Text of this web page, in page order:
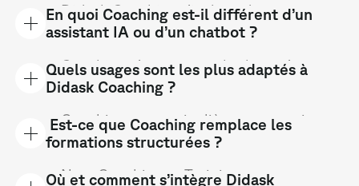
Training structure les compétences ;
Coaching accompagne les collaborateurs
dans leurs outils métiers, au moment
précis où ils en ont besoin.
Didask Coaching s’intègre dans vos
outils (CRM, support, intranet…).
Les collaborateurs peuvent poser une
question, comprendre une procédure ou
réviser une compétence sans quitter leur
environnement de travail.
Le coach propose des explications, pose
des questions de compréhension et
En quoi Coaching est-il différent d’un
assistant IA ou d’un chatbot ?
Coaching n’est pas un chatbot : c’est un
coach d’apprentissage.
Il s’appuie sur une modélisation
pédagogique pour :
– vérifier la compréhension,
Quels usages sont les plus adaptés à
Didask Coaching ?
Coaching est particulièrement pertinent
pour :
– l’onboarding des nouveaux
Est-ce que Coaching remplace les
formations structurées ?
Non. Coaching et Training sont
Où et comment s’intègre Didask